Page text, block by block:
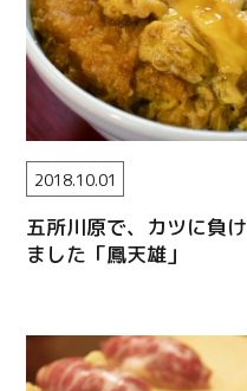
五所川原で、カツに負け
ました「鳳天雄」
2018.10.01